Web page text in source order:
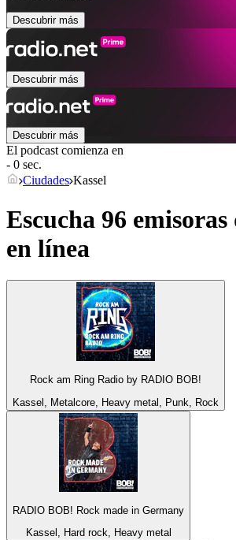
Descubrir más
Descubrir más
Descubrir más
El podcast comienza en
- 0 sec.
Ciudades Kassel
Escucha 96 emisoras
en línea
Rock am Ring Radio by RADIO BOB!
Kassel, Metalcore, Heavy metal, Punk, Rock
RADIO BOB! Rock made in Germany
Kassel, Hard rock, Heavy metal